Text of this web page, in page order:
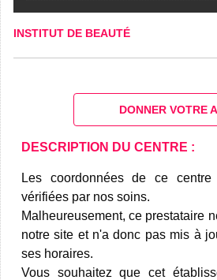
INSTITUT DE BEAUTÉ
DONNER VOTRE
DESCRIPTION DU CENTRE :
Les coordonnées de ce
vérifiées par nos soins.
Malheureusement, ce prestataire
notre site et n'a donc pas mis à
ses horaires.
Vous souhaitez que cet